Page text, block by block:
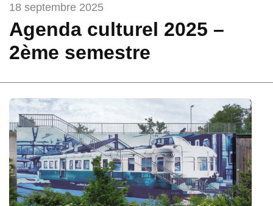
18 septembre 2025
Agenda culturel 2025 –
2ème semestre